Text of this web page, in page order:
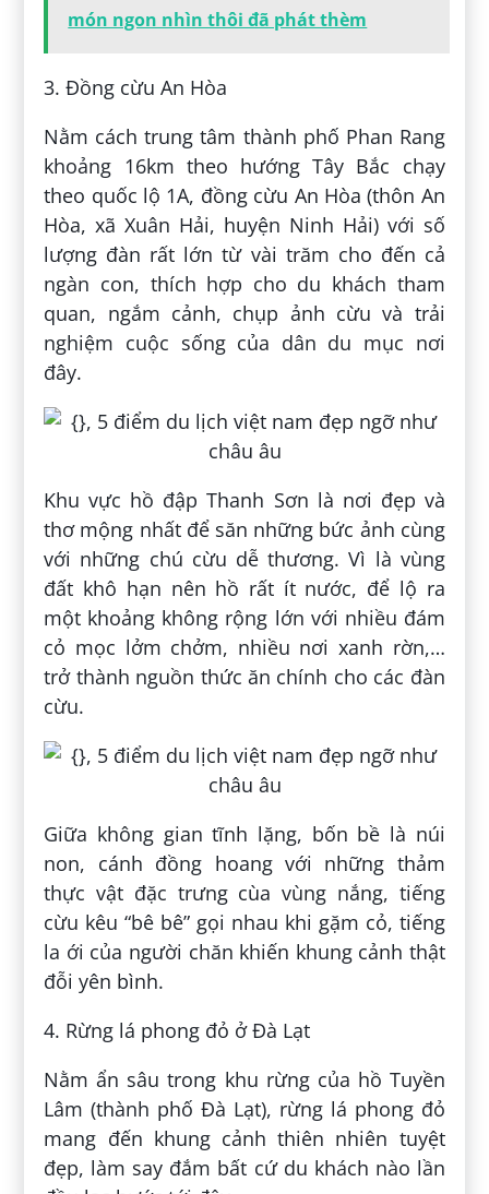
món ngon nhìn thôi đã phát thèm
3. Đồng cừu An Hòa
Nằm cách trung tâm thành phố Phan Rang
khoảng 16km theo hướng Tây Bắc chạy
theo quốc lộ 1A, đồng cừu An Hòa (thôn An
Hòa, xã Xuân Hải, huyện Ninh Hải) với số
lượng đàn rất lớn từ vài trăm cho đến cả
ngàn con, thích hợp cho du khách tham
quan, ngắm cảnh, chụp ảnh cừu và trải
nghiệm cuộc sống của dân du mục nơi
đây.
Khu vực hồ đập Thanh Sơn là nơi đẹp và
thơ mộng nhất để săn những bức ảnh cùng
với những chú cừu dễ thương. Vì là vùng
đất khô hạn nên hồ rất ít nước, để lộ ra
một khoảng không rộng lớn với nhiều đám
cỏ mọc lởm chởm, nhiều nơi xanh rờn,…
trở thành nguồn thức ăn chính cho các đàn
cừu.
Giữa không gian tĩnh lặng, bốn bề là núi
non, cánh đồng hoang với những thảm
thực vật đặc trưng cùa vùng nắng, tiếng
cừu kêu “bê bê” gọi nhau khi gặm cỏ, tiếng
la ới của người chăn khiến khung cảnh thật
đỗi yên bình.
4. Rừng lá phong đỏ ở Đà Lạt
Nằm ẩn sâu trong khu rừng của hồ Tuyền
Lâm (thành phố Đà Lạt), rừng lá phong đỏ
mang đến khung cảnh thiên nhiên tuyệt
đẹp, làm say đắm bất cứ du khách nào lần